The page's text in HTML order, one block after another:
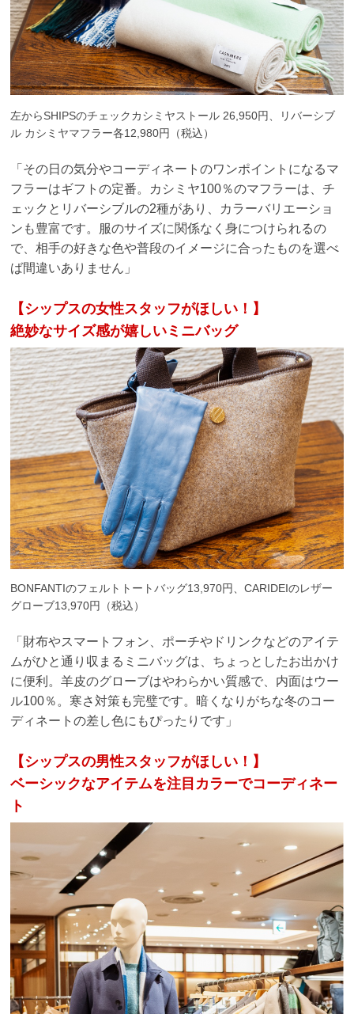
左からSHIPSのチェックカシミヤストール 26,950円、リバーシブ
ル カシミヤマフラー各12,980円（税込）
「その日の気分やコーディネートのワンポイントになるマ
フラーはギフトの定番。カシミヤ100％のマフラーは、チ
ェックとリバーシブルの2種があり、カラーバリエーショ
ンも豊富です。服のサイズに関係なく身につけられるの
で、相手の好きな色や普段のイメージに合ったものを選べ
ば間違いありません」
【シップスの女性スタッフがほしい！】
絶妙なサイズ感が嬉しいミニバッグ
BONFANTIのフェルトトートバッグ13,970円、CARIDEIのレザー
グローブ13,970円（税込）
「財布やスマートフォン、ポーチやドリンクなどのアイテ
ムがひと通り収まるミニバッグは、ちょっとしたお出かけ
に便利。羊皮のグローブはやわらかい質感で、内面はウー
ル100％。寒さ対策も完璧です。暗くなりがちな冬のコー
ディネートの差し色にもぴったりです」
【シップスの男性スタッフがほしい！】
ベーシックなアイテムを注目カラーでコーディネー
ト